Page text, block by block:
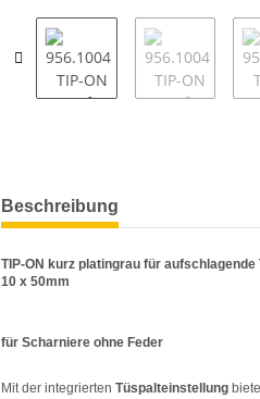
weitere Registerkarten anzeigen
Beschreibung
TIP-ON kurz platingrau für
10 x 50mm
für Scharniere ohne Feder
Mit der integrierten Tüspalteinstellung